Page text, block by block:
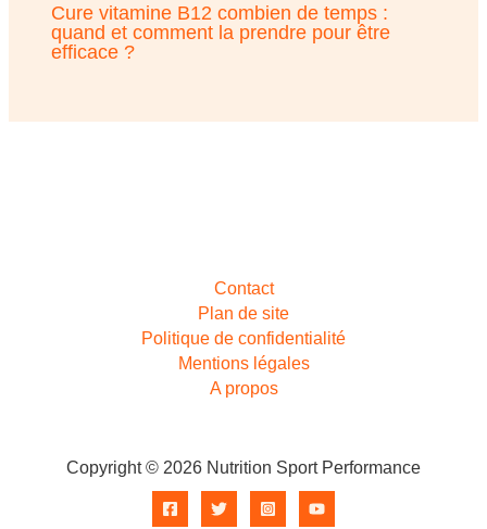
Cure vitamine B12 combien de temps :
quand et comment la prendre pour être
efficace ?
Contact
Plan de site
Politique de confidentialité
Mentions légales
A propos
Copyright © 2026 Nutrition Sport Performance